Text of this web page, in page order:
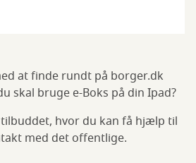
at finde rundt på borger.dk
skal bruge e-Boks på din Ipad?
hvor du kan få hjælp til
med det offentlige.